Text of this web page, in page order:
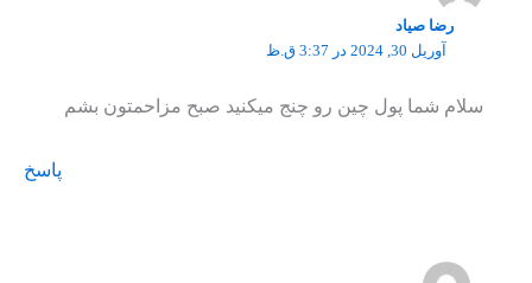
رضا صیاد
آوریل 30, 2024 در 3:37 ق.ظ
سلام شما پول چین رو چنج میکنید صبح مزاحمتون بشم
پاسخ